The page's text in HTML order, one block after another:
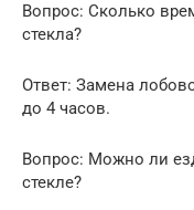
Вопрос: Сколько
стекла?
Ответ: Замена
до 4 часов.
Вопрос: Можно ли
стекле?